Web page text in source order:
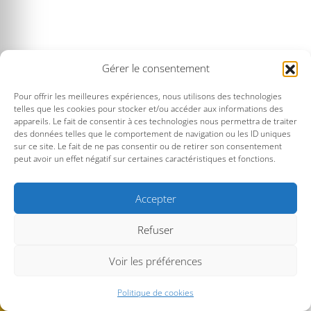
Gérer le consentement
Pour offrir les meilleures expériences, nous utilisons des technologies
telles que les cookies pour stocker et/ou accéder aux informations des
appareils. Le fait de consentir à ces technologies nous permettra de traiter
des données telles que le comportement de navigation ou les ID uniques
sur ce site. Le fait de ne pas consentir ou de retirer son consentement
peut avoir un effet négatif sur certaines caractéristiques et fonctions.
Accepter
Refuser
Voir les préférences
Politique de cookies
Mentions légales Kornog Web - 2026